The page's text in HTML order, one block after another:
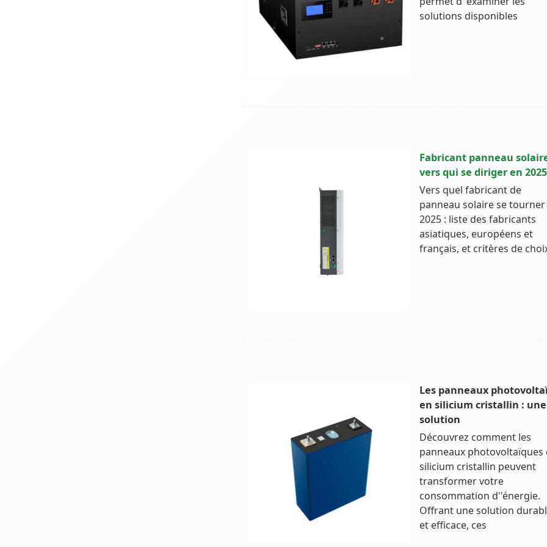
solutions disponibles
Fabricant panneau
vers qui se diriger en 2025
Vers quel fabricant de
panneau solaire se tourner
2025 : liste des fabricants
asiatiques, européens et
français, et critères de
Les panneaux
en silicium cristallin : une
solution
Découvrez comment les
panneaux photovoltaïques
silicium cristallin peuvent
transformer votre
consommation d''énergie.
Offrant une solution
et efficace, ces